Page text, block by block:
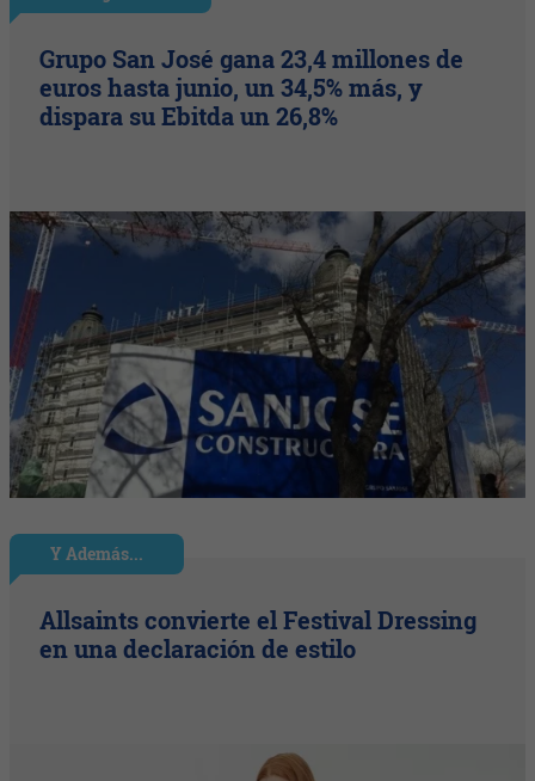
Grupo San José gana 23,4 millones de
euros hasta junio, un 34,5% más, y
dispara su Ebitda un 26,8%
Y Además...
Allsaints convierte el Festival Dressing
en una declaración de estilo